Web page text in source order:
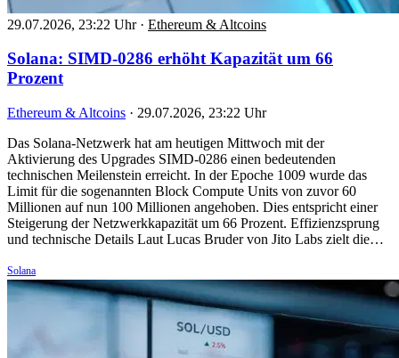
29.07.2026, 23:22 Uhr · Ethereum & Altcoins
Solana: SIMD-0286 erhöht Kapazität um 66
Prozent
Ethereum & Altcoins · 29.07.2026, 23:22 Uhr
Das Solana-Netzwerk hat am heutigen Mittwoch mit der
Aktivierung des Upgrades SIMD-0286 einen bedeutenden
technischen Meilenstein erreicht. In der Epoche 1009 wurde das
Limit für die sogenannten Block Compute Units von zuvor 60
Millionen auf nun 100 Millionen angehoben. Dies entspricht einer
Steigerung der Netzwerkkapazität um 66 Prozent. Effizienzsprung
und technische Details Laut Lucas Bruder von Jito Labs zielt die…
Solana